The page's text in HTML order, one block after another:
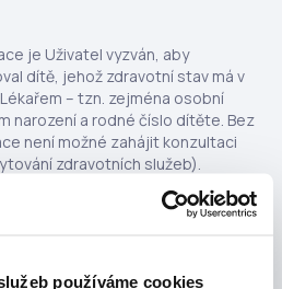
používáme cookies
je Uživatel vyzván, aby
dítě, jehož zdravotní stav má v
– tzn. zejména osobní
narození a rodné číslo dítěte. Bez
není možné zahájit konzultaci
zdravotních služeb).
je konzultován, musí být
a volní vyspělost dítěte